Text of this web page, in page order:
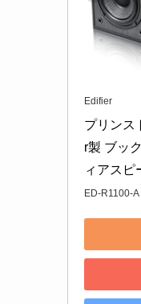
Edifier
プリンス
r製 ブッ
ィアスピ
ED-R1100-A